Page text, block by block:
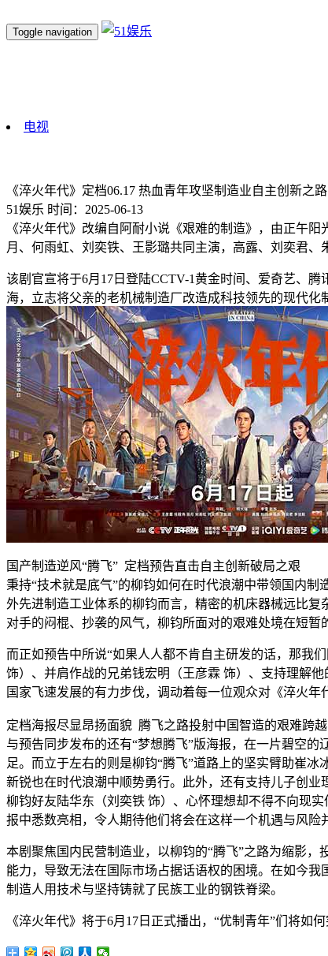
Toggle navigation
电视
《淬火年代》定档06.17 热血青年攻坚制造业自主创新之路
51娱乐 时间：2025-06-13
《淬火年代》改编自阿耐小说《艰难的制造》，由正午
月、何雨虹、刘奕铁、王影璐共同主演，高露、刘奕君、
该剧官宣将于6月17日登陆CCTV-1黄金时间、爱奇艺、
海，立志将父亲的老机械制造厂改造成科技领先的现代
国产制造逆风“腾飞” 定档预告直击自主创新破局之艰
秉持“技术就是底气”的柳钧如何在时代浪潮中带领国内
外先进制造工业体系的柳钧而言，精密的机床器械远比
对手的闷棍、抄袭的风气，柳钧所面对的艰难处境在短暂
而正如预告中所说“如果人人都不肯自主研发的话，那我
饰）、并肩作战的兄弟钱宏明（王彦霖 饰）、支持理解
国家飞速发展的有力步伐，调动着每一位观众对《淬火
定档海报尽显昂扬面貌 腾飞之路投射中国智造的艰难跨越
与预告同步发布的还有“梦想腾飞”版海报，在一片碧空
足。而立于左右的则是柳钧“腾飞”道路上的坚实臂助崔
新锐也在时代浪潮中顺势勇行。此外，还有支持儿子创
柳钧好友陆华东（刘奕铁 饰）、心怀理想却不得不向现
报中悉数亮相，令人期待他们将会在这样一个机遇与风险
本剧聚焦国内民营制造业，以柳钧的“腾飞”之路为缩影
能力，导致无法在国际市场占据话语权的困境。在如今
制造人用技术与坚持铸就了民族工业的钢铁脊梁。
《淬火年代》将于6月17日正式播出，“优制青年”们将如